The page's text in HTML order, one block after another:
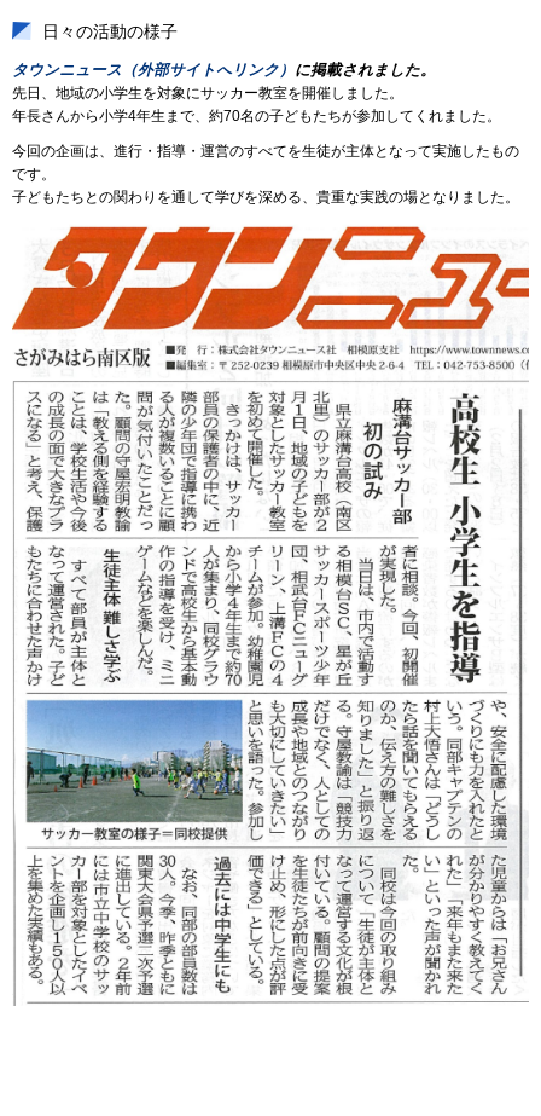
日々の活動の様子
タウンニュース（外部サイトへリンク） に掲載されました。
先日、地域の小学生を対象にサッカー教室を開催しました。
年長さんから小学4年生まで、約70名の子どもたちが参加してくれました。
今回の企画は、進行・指導・運営のすべてを生徒が主体となって実施したもの
です。
子どもたちとの関わりを通して学びを深める、貴重な実践の場となりました。